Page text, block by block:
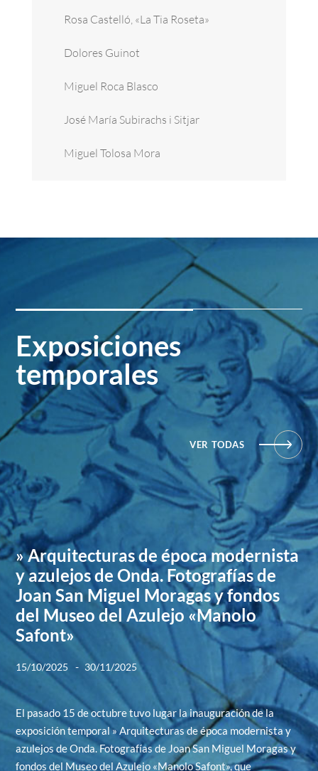
Rosa Castelló, «La Tia Roseta»
Dolores Guinot
Miguel Roca Blasco
José María Subirachs i Sitjar
Miguel Tolosa Mora
Exposiciones
temporales
VER TODAS
» Arquitecturas de época modernista
y azulejos de Onda. Fotografías de
Joan San Miguel Moragas y fondos
del Museo del Azulejo «Manolo
Safont»
15/10/2025 - 30/11/2025
El pasado 15 de octubre tuvo lugar la inauguración de la
exposición temporal » Arquitecturas de época modernista y
azulejos de Onda. Fotografías de Joan San Miguel Moragas y
fondos del Museo del Azulejo «Manolo Safont», que